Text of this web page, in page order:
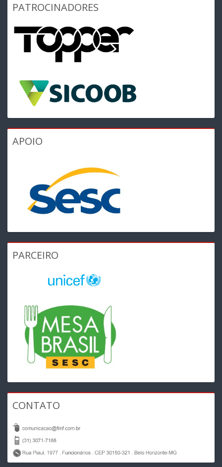
PATROCINADORES
APOIO
PARCEIRO
CONTATO